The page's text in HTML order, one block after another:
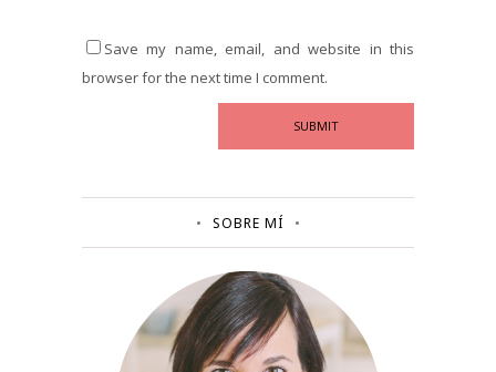
Save my name, email, and website in this
browser for the next time I comment.
SOBRE MÍ